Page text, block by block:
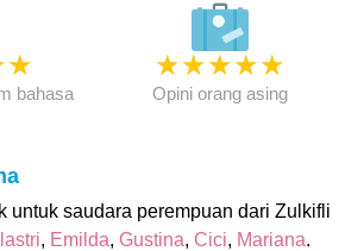
★
bahasa
★★★★★
Opini orang asing
untuk saudara perempuan dari Zulkifli
, Emilda, Gustina, Cici, Mariana.